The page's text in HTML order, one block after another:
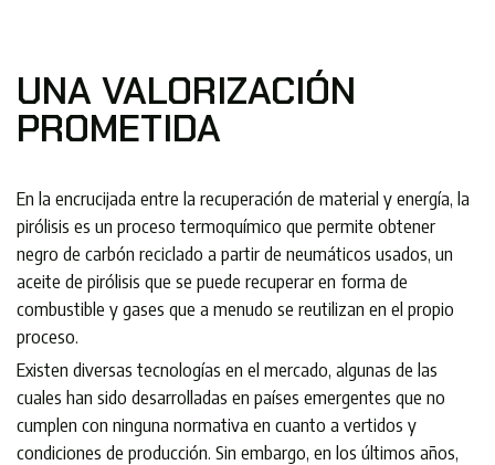
UNA VALORIZACIÓN
PROMETIDA
En la encrucijada entre la recuperación de material y energía, la
pirólisis es un proceso termoquímico que permite obtener
negro de carbón reciclado a partir de neumáticos usados, un
aceite de pirólisis que se puede recuperar en forma de
combustible y gases que a menudo se reutilizan en el propio
proceso.
Existen diversas tecnologías en el mercado, algunas de las
cuales han sido desarrolladas en países emergentes que no
cumplen con ninguna normativa en cuanto a vertidos y
condiciones de producción. Sin embargo, en los últimos años,